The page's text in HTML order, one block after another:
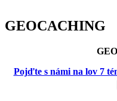
GEOCACHING
Pojďte s námi na lov 7